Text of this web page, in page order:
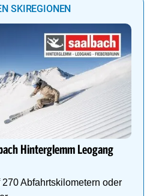
SKIREGIONEN
Hinterglemm Leogang
Abfahrtskilometern oder